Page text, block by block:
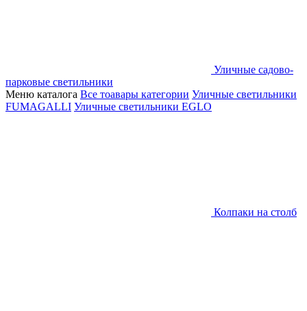
Уличные садово-
парковые светильники
Меню каталога Все тоавары категории Уличные светильники
FUMAGALLI Уличные светильники EGLO
Колпаки на столб